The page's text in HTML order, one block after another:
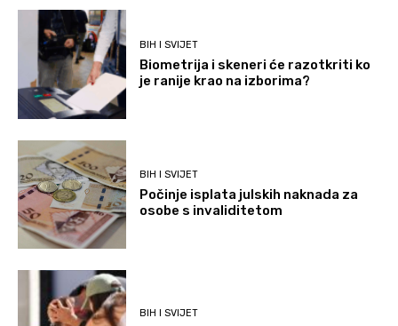
BIH I SVIJET
Biometrija i skeneri će razotkriti ko
je ranije krao na izborima?
BIH I SVIJET
Počinje isplata julskih naknada za
osobe s invaliditetom
BIH I SVIJET